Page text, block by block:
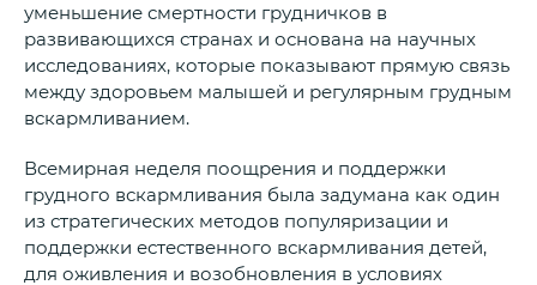
уменьшение смертности грудничков в
развивающихся странах и основана на научных
исследованиях, которые показывают прямую связь
между здоровьем малышей и регулярным грудным
вскармливанием.
Всемирная неделя поощрения и поддержки
грудного вскармливания была задумана как один
из стратегических методов популяризации и
поддержки естественного вскармливания детей,
для оживления и возобновления в условиях